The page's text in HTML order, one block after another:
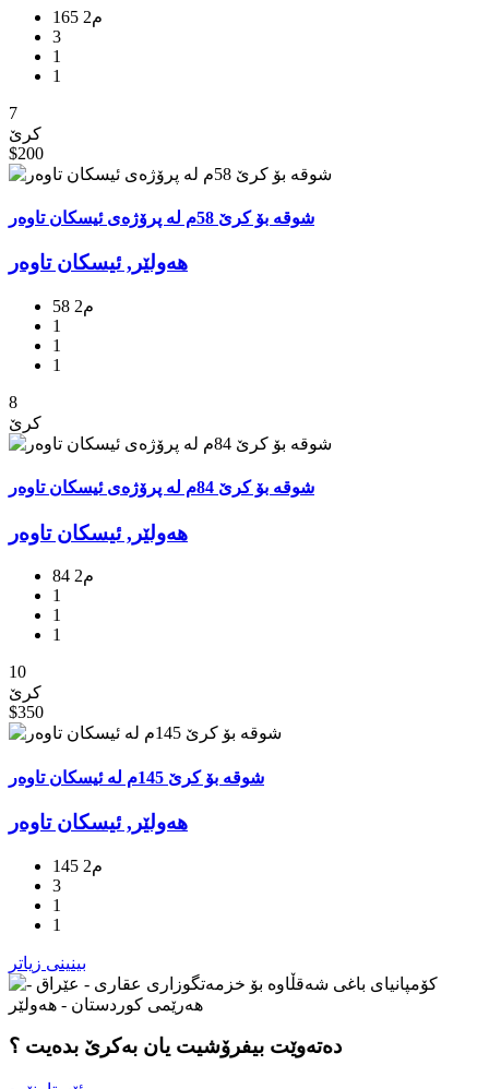
165 م2
3
1
1
7
کرێ
$200
شوقە بۆ کرێ 58م لە پرۆژەی ئیسکان تاوەر
هه‌ولێر, ئیسکان تاوەر
58 م2
1
1
1
8
کرێ
شوقە بۆ کرێ 84م لە پرۆژەی ئیسکان تاوەر
هه‌ولێر, ئیسکان تاوەر
84 م2
1
1
1
10
کرێ
$350
شوقە بۆ کرێ 145م لە ئیسکان تاوەر
هه‌ولێر, ئیسکان تاوەر
145 م2
3
1
1
بینینی زیاتر
دەتەوێت بیفرۆشیت یان بەكرێ بدەیت ؟